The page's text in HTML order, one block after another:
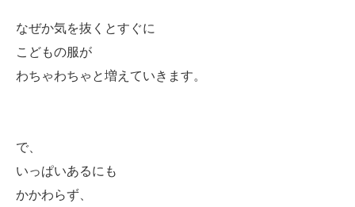
なぜか気を抜くとすぐに
こどもの服が
わちゃわちゃと増えていきます。
で、
いっぱいあるにも
かかわらず、